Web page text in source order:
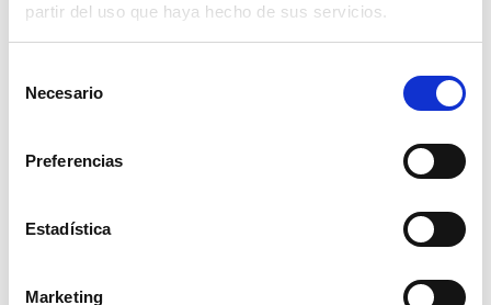
partir del uso que haya hecho de sus servicios.
Necesario
Preferencias
Estadística
Marketing